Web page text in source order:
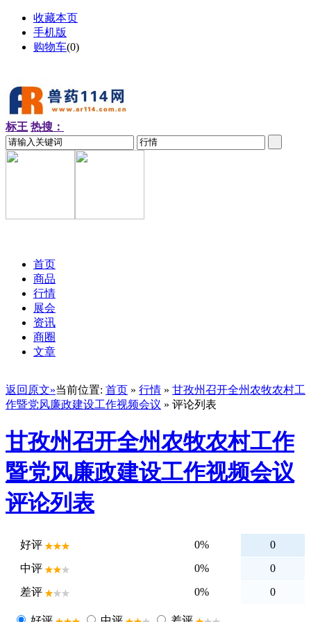
收藏本页
手机版
购物车(0)
标王 热搜：
首页
商品
行情
展会
资讯
商圈
文章
返回原文»当前位置: 首页 » 行情 » 甘孜州召开全州农牧农村工
作暨党风廉政建设工作视频会议 » 评论列表
甘孜州召开全州农牧农村工作
暨党风廉政建设工作视频会议
评论列表
好评 0%
0
中评
0%
0
差评
0% 0